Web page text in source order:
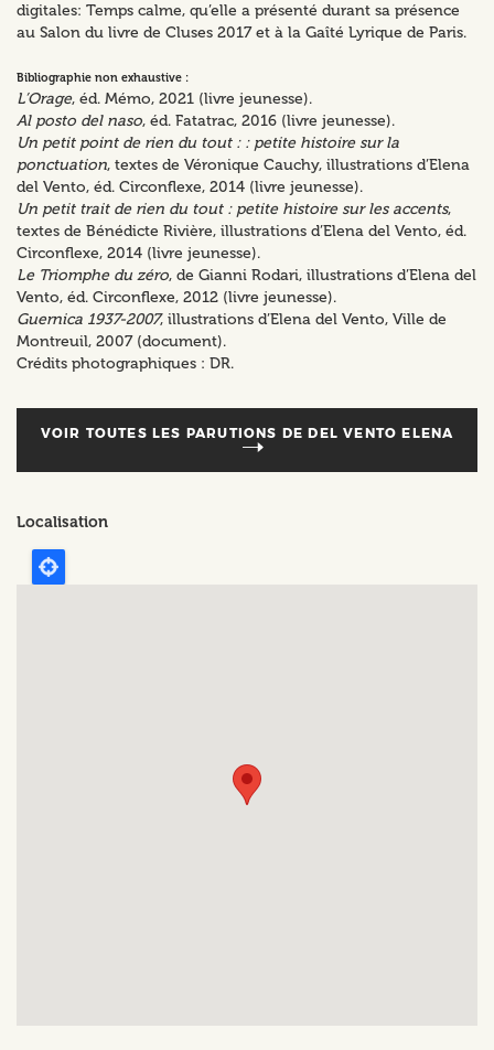
digitales: Temps calme, qu’elle a présenté durant sa présence
au Salon du livre de Cluses 2017 et à la Gaîté Lyrique de Paris.
Bibliographie non exhaustive :
L’Orage, éd. Mémo, 2021 (livre jeunesse).
Al posto del naso, éd. Fatatrac, 2016 (livre jeunesse).
Un petit point de rien du tout : : petite histoire sur la
ponctuation, textes de Véronique Cauchy, illustrations d’Elena
del Vento, éd. Circonflexe, 2014 (livre jeunesse).
Un petit trait de rien du tout : petite histoire sur les accents,
textes de Bénédicte Rivière, illustrations d’Elena del Vento, éd.
Circonflexe, 2014 (livre jeunesse).
Le Triomphe du zéro, de Gianni Rodari, illustrations d’Elena del
Vento, éd. Circonflexe, 2012 (livre jeunesse).
Guernica 1937-2007, illustrations d’Elena del Vento, Ville de
Montreuil, 2007 (document).
Crédits photographiques : DR.
VOIR TOUTES LES PARUTIONS DEDEL VENTO ELENA
Localisation